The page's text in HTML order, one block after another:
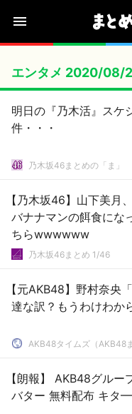
エンタメ 2020/08/
明日の『乃木活』スケ
件・・・
乃木坂46まとめの「ま」
【乃木坂46】山下美月
バナナマンの餌食にな
ちらwwwwww
乃木坂46まとめ 1/46
【元AKB48】野村奈央
達な訳？もうわけわか
AKB48タイムズ（AKB48
【朗報】 AKB48グル
バター 無料配布 キ